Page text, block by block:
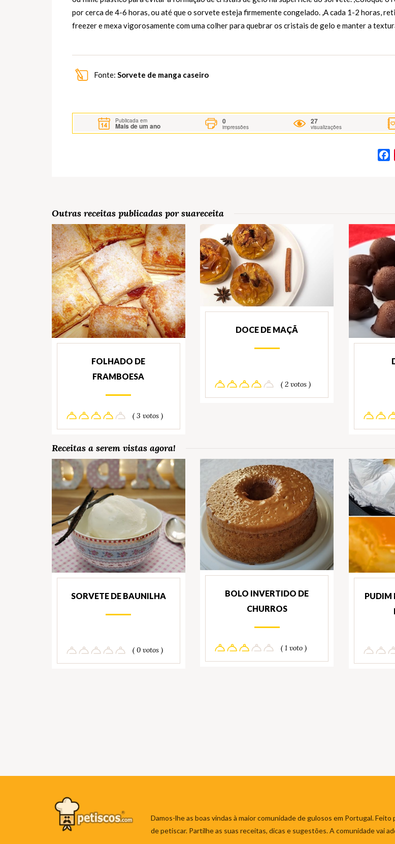
por cerca de 4-6 horas, ou até que o sorvete esteja firmemente congelado. ,A cada 1-2 horas,
freezer e mexa vigorosamente com uma colher para quebrar os cristais de gelo e manter a
Fonte: Sorvete de manga caseiro
Publicada em
Mais de um ano
0
impressões
27
visualizações
Outras receitas publicadas por suareceita
FOLHADO DE
FRAMBOESA
( 3 votos )
DOCE DE MAÇÃ
( 2 votos )
Receitas a serem vistas agora!
SORVETE DE BAUNILHA
( 0 votos )
BOLO INVERTIDO DE
CHURROS
( 1 voto )
PUDIM
Damos-lhe as boas vindas à maior comunidade de gulosos em Portugal.
de petiscar. Partilhe as suas receitas, dicas e sugestões. A comunidade vai